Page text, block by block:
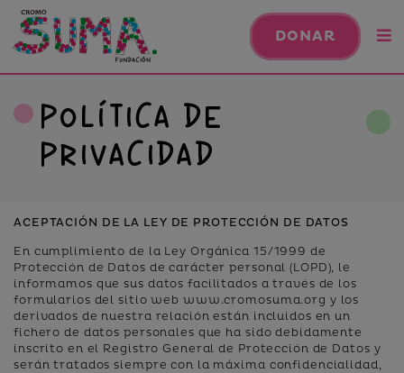
DONAR
Política de
privacidad
ACEPTACIÓN DE LA LEY DE PROTECCIÓN DE DATOS
En cumplimiento de la Ley Orgánica 15/1999 de
Protección de Datos de carácter personal (LOPD), le
informamos que sus datos facilitados a través de los
formularios del sitio web www.cromosuma.org y los
derivados de nuestra relación están incluidos en un
fichero de datos personales que ha sido debidamente
inscrito en el Registro General de Protección de Datos y
serán tratados siempre con la máxima confidencialidad,